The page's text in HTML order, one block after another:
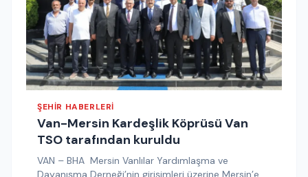
ŞEHIR HABERLERI
Van-Mersin Kardeşlik Köprüsü Van
TSO tarafından kuruldu
VAN – BHA Mersin Vanlılar Yardımlaşma ve
Dayanışma Derneği’nin girişimleri üzerine Mersin’e